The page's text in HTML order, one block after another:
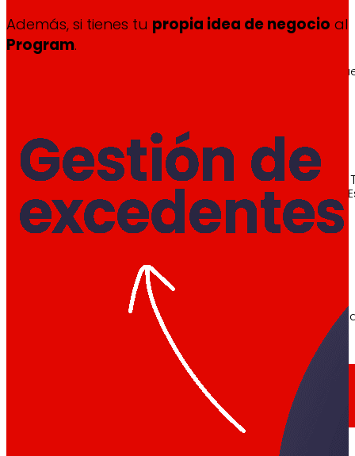
Senior Secured Bonds
Conoce el marco financiero que respalda
AFSEs
Espacio de información para titulares de
Gobierno Corporativo
Detalle de la estructura de gobierno, sus
Además, si tienes tu propia idea de negocio
Program.